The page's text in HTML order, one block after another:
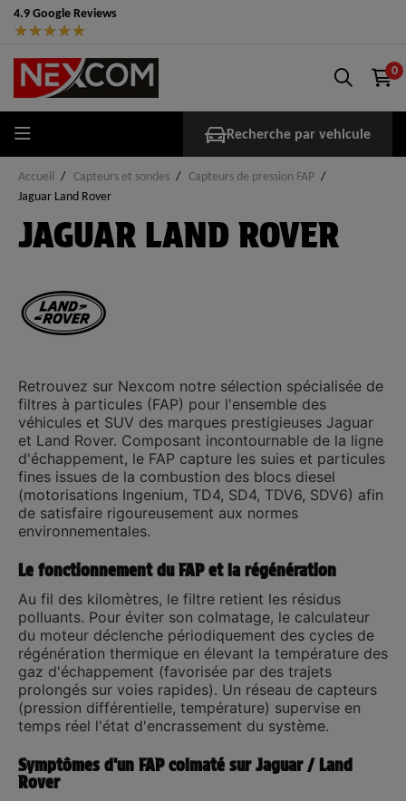
4.9 Google Reviews
★★★★★
0
Recherche par vehicule
Accueil Capteurs et sondes
Capteurs de pression FAP
Jaguar Land Rover
JAGUAR LAND ROVER
Retrouvez sur Nexcom notre sélection spécialisée de
filtres à particules (FAP) pour l'ensemble des
véhicules et SUV des marques prestigieuses Jaguar
et Land Rover. Composant incontournable de la ligne
d'échappement, le FAP capture les suies et particules
fines issues de la combustion des blocs diesel
(motorisations Ingenium, TD4, SD4, TDV6, SDV6) afin
de satisfaire rigoureusement aux normes
environnementales.
Le fonctionnement du FAP et la régénération
Au fil des kilomètres, le filtre retient les résidus
polluants. Pour éviter son colmatage, le calculateur
du moteur déclenche périodiquement des cycles de
régénération thermique en élevant la température des
gaz d'échappement (favorisée par des trajets
prolongés sur voies rapides). Un réseau de capteurs
(pression différentielle, température) supervise en
temps réel l'état d'encrassement du système.
Symptômes d'un FAP colmaté sur Jaguar / Land
Rover